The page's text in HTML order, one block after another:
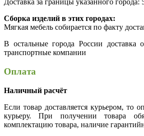
Доставка за границы указанного города:
Сборка изделий в этих городах:
Мягкая мебель собирается по факту
В остальные города России доставка
транспортные компании
Оплата
Наличный расчёт
Если товар доставляется курьером, то
курьеру. При получении товара
комплектацию товара, наличие